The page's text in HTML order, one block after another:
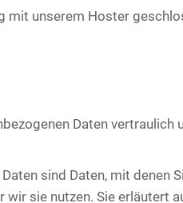
mit unserem Hoster
Daten vertraulich
sind Daten, mit denen
sie nutzen. Sie erläutert